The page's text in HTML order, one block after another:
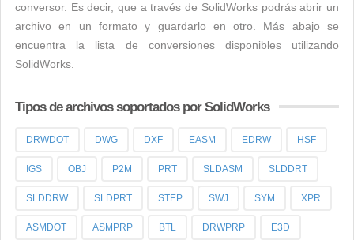
conversor. Es decir, que a través de SolidWorks podrás abrir un
archivo en un formato y guardarlo en otro. Más abajo se
encuentra la lista de conversiones disponibles utilizando
SolidWorks.
Tipos de archivos soportados por SolidWorks
DRWDOT DWG DXF EASM EDRW HSF
IGS OBJ P2M PRT SLDASM SLDDRT
SLDDRW SLDPRT STEP SWJ SYM XPR
ASMDOT ASMPRP BTL DRWPRP E3D